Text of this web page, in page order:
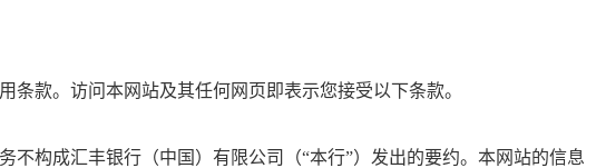
条款。访问本网站及其任何网页即表示您接受以下条款。
不构成汇丰银行（中国）有限公司（“本行”）发出的要约。本网站的信息